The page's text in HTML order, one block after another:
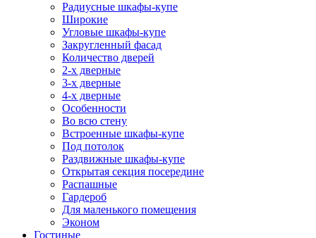
Радиусные шкафы-купе
Широкие
Угловые шкафы-купе
Закругленный фасад
Количество дверей
2-х дверные
3-х дверные
4-х дверные
Особенности
Во всю стену
Встроенные шкафы-купе
Под потолок
Раздвижные шкафы-купе
Открытая секция посередине
Распашные
Гардероб
Для маленького помещения
Эконом
Гостиные